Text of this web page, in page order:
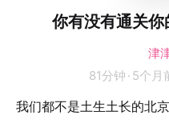
你有没有通关
津
81分钟 · 5个月
我们都不是土生土长的北